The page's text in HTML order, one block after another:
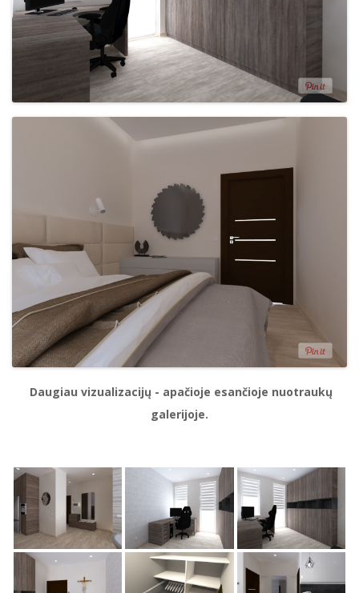
Daugiau vizualizacijų - apačioje esančioje nuotraukų
galerijoje.